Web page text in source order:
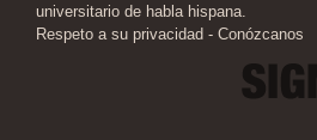
universitario de habla hispana.
Respeto a su privacidad - Conózcanos